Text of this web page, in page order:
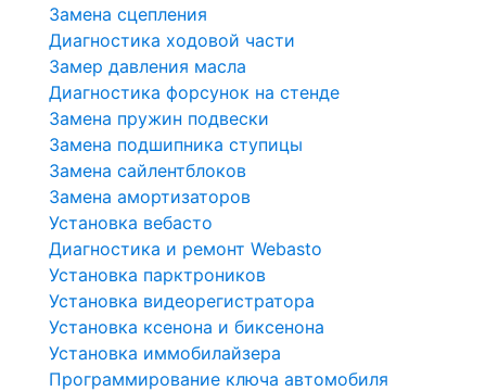
Замена сцепления
Диагностика ходовой части
Замер давления масла
Диагностика форсунок на стенде
Замена пружин подвески
Замена подшипника ступицы
Замена сайлентблоков
Замена амортизаторов
Установка вебасто
Диагностика и ремонт Webasto
Установка парктроников
Установка видеорегистратора
Установка ксенона и биксенона
Установка иммобилайзера
Программирование ключа автомобиля